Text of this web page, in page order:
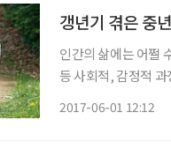
갱년기 겪은 중
인간의 삶에는 어쩔
등 사회적, 감정적
2017-06-01 12:12